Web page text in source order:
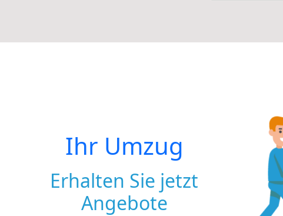
Ihr Umzug
Erhalten Sie jetzt
Angebote